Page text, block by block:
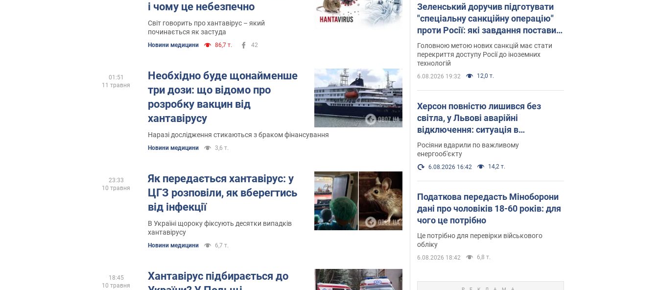
і чому це небезпечно
Світ говорить про хантавірус – який
починається як застуда
Новини медицини 86,7 т. 42
Необхідно буде щонайменше
три дози: що відомо про
розробку вакцин від
хантавірусу
Наразі дослідження стикаються з браком фінансування
Новини медицини 3,6 т.
01:51
11 травня
Як передається хантавірус: у
ЦГЗ розповіли, як вберегтись
від інфекції
В Україні щороку фіксують десятки випадків
хантавірусу
Новини медицини 6,7 т.
23:33
10 травня
Хантавірус підбирається до
18:45
10 травня
Зеленський доручив підготувати
"спеціальну санкційну операцію"
проти Росії: які завдання поставив
президент. Фото
Головною метою нових санкцій має стати
перекриття доступу Росії до іноземних
технологій
6.08.2026 19:32 12,0 т.
Херсон повністю лишився без
світла, у Львові аварійні
відключення: ситуація в
енергосистемі 6 серпня
Росіяни вдарили по важливому
енергооб'єкту
6.08.2026 16:42 14,2 т.
Податкова передасть Міноборони
дані про чоловіків 18-60 років: для
чого це потрібно
Це потрібно для перевірки військового
обліку
6.08.2026 18:42 6,8 т.